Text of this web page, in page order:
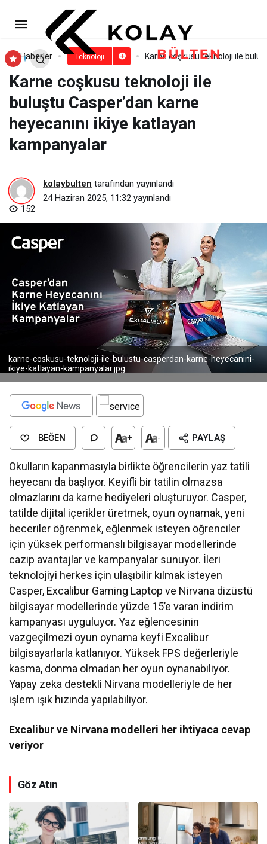
Haberler Teknoloji Karne coşkusu teknoloji ile
Karne coşkusu teknoloji ile
buluştu Casper’dan karne
heyecanını ikiye katlayan
kampanyalar
kolaybulten tarafından yayınlandı
24 Haziran 2025, 11:32 yayınlandı
152
karne-coskusu-teknoloji-ile-bulustu-casperdan-karne-heyecanini-
ikiye-katlayan-kampanyalar.jpg
BEĞEN + - PAYLAŞ
Okulların kapanmasıyla birlikte öğrencilerin yaz tatili
heyecanı da başlıyor. Keyifli bir tatilin olmazsa
olmazlarını da karne hediyeleri oluşturuyor. Casper,
tatilde dijital içerikler üretmek, oyun oynamak, yeni
beceriler öğrenmek, eğlenmek isteyen öğrenciler
için yüksek performanslı bilgisayar modellerinde
cazip avantajlar ve kampanyalar sunuyor. İleri
teknolojiyi herkes için ulaşıbilir kılmak isteyen
Casper, Excalibur Gaming Laptop ve Nirvana dizüstü
bilgisayar modellerinde yüzde 15’e varan indirim
kampanyası uyguluyor. Yaz eğlencesinin
vazgeçilmezi oyun oynama keyfi Excalibur
bilgisayarlarla katlanıyor. Yüksek FPS değerleriyle
kasma, donma olmadan her oyun oynanabiliyor.
Yapay zeka destekli Nirvana modelleriyle de her
işlem ışık hızında yapılabiliyor.
Excalibur ve Nirvana modelleri her ihtiyaca cevap
veriyor
Göz Atın
ASAT’tan altyapı ölçümünde
teknolojik hamle
Yorum Yap Paylaş